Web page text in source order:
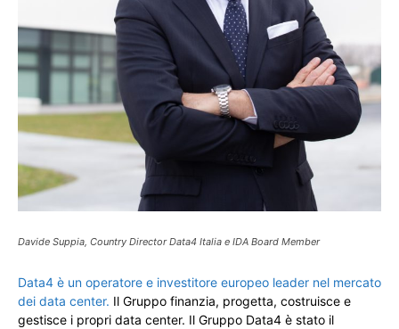
Davide Suppia, Country Director Data4 Italia e IDA Board Member
Data4 è un operatore e investitore europeo leader nel mercato
dei data center. Il Gruppo finanzia, progetta, costruisce e
gestisce i propri data center. Il Gruppo Data4 è stato il